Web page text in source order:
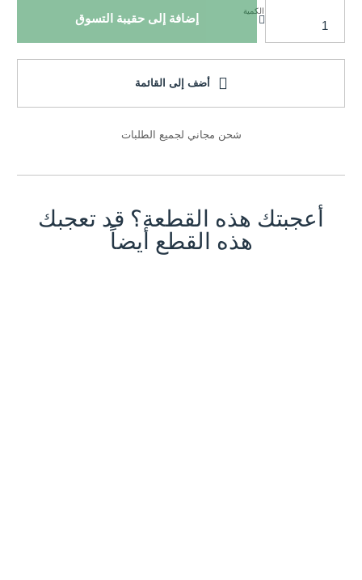
الكمية
إضافة إلى حقيبة التسوق
أضف إلى القائمة
شحن مجاني لجميع الطلبات
أعجبتك هذه القطعة؟ قد تعجبك
هذه القطع أيضاً